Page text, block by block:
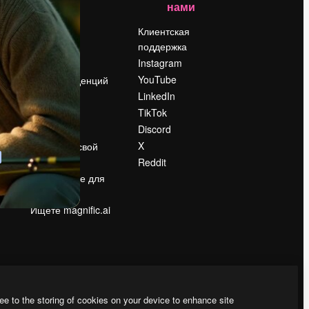
Цены
О нас
Reviews
Вакансии
Поиск тенденций
Блог
События
Slidesgo
Продайте свой
контент
Помещение для
Ищете magnific.ai
нами
Клиентская
поддержка
Instagram
YouTube
LinkedIn
TikTok
Discord
X
Reddit
to the storing of cookies on your device to enhance site